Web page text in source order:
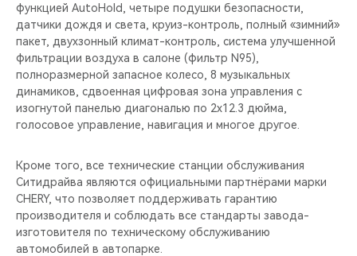
функцией AutoHold, четыре подушки безопасности,
датчики дождя и света, круиз-контроль, полный «зимний»
пакет, двухзонный климат-контроль, система улучшенной
фильтрации воздуха в салоне (фильтр N95),
полноразмерной запасное колесо, 8 музыкальных
динамиков, сдвоенная цифровая зона управления с
изогнутой панелью диагональю по 2x12.3 дюйма,
голосовое управление, навигация и многое другое.
Кроме того, все технические станции обслуживания
Ситидрайва являются официальными партнёрами марки
CHERY, что позволяет поддерживать гарантию
производителя и соблюдать все стандарты завода-
изготовителя по техническому обслуживанию
автомобилей в автопарке.